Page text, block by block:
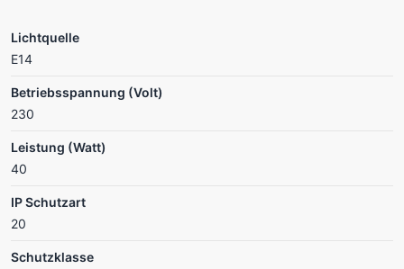
Lichtquelle
E14
Betriebsspannung (Volt)
230
Leistung (Watt)
40
IP Schutzart
20
Schutzklasse